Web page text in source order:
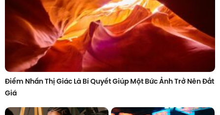
Điểm Nhấn Thị Giác Là Bí Quyết Giúp Một Bức Ảnh Trở Nên Đắt
Giá